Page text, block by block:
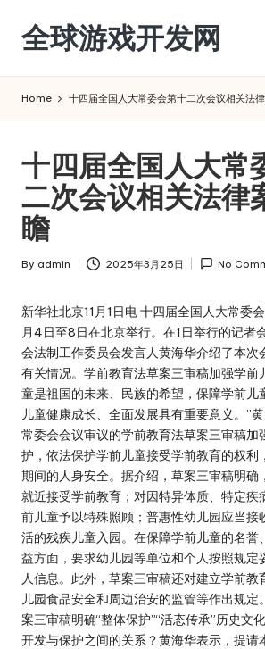
Skip
content
全球游戏开发网
Home 十四届全国人大常委会第十二次会议相关法
十四届全国人大常
二次会议相关法律
瞻
Posted
By admin 2025年3月25日 No
新华社北京11月1日电 十四届全国人大常委
月4日至8日在北京举行。在1日举行的记者
会法制工作委员会发言人黄海华介绍了本次
有关情况。学前教育法草案三审稿加强学前
童是祖国的未来、民族的希望，保障学前儿
儿童健康成长、全面发展具有重要意义。”
常委会会议审议的学前教育法草案三审稿加
护，依法保护学前儿童接受学前教育的权利
期间的人身安全。据介绍，草案三审稿明确
就近接受学前教育；对因特异体质、特定疾
前儿童予以特殊照顾；普惠性幼儿园应当接
活的残疾儿童入园。在保障学前儿童的名誉
益方面，要求幼儿园等单位和个人按照规定
人信息。此外，草案三审稿还对建立学前教
儿园食品安全和周边治安的监管等作出规定
案三审稿明确“整体保护”“活态传承”历史文
开发与保护之间的关系？黄海华表示，提请